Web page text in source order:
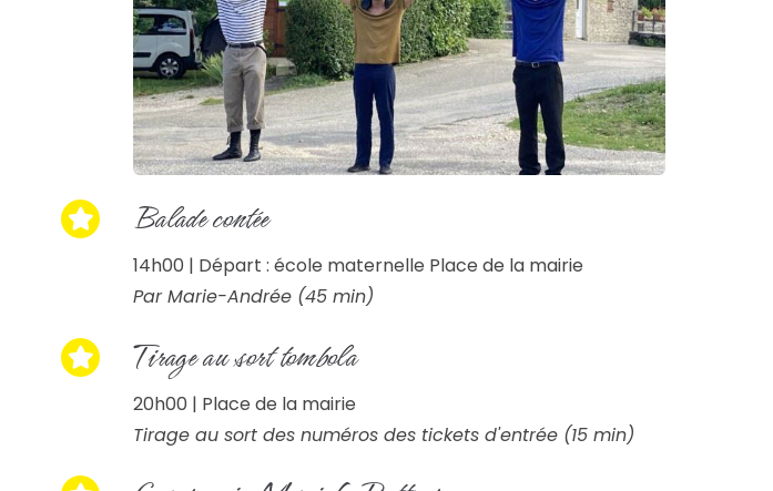
Balade contée
14h00 | Départ : école maternelle Place de la mairie
Par Marie-Andrée (45 min)
Tirage au sort tombola
20h00 | Place de la mairie
Tirage au sort des numéros des tickets d'entrée (15 min)